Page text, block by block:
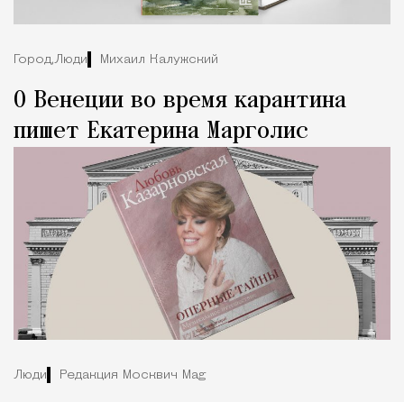
Город,Люди Михаил Калужский
О Венеции во время карантина
пишет Екатерина Марголис
Люди Редакция Москвич Mag